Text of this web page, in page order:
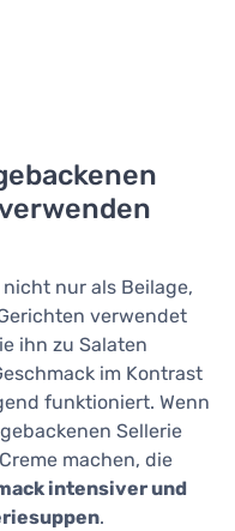
nur als Beilage,
verwendet
ihn zu Salaten
im Kontrast
funktioniert. Wenn
Sellerie
machen, die
intensiver und
.